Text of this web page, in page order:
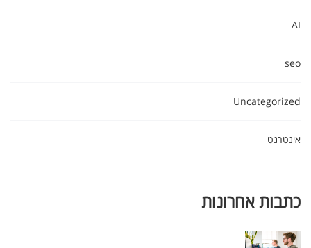
AI
seo
Uncategorized
אינטרנט
כתבות אחרונות